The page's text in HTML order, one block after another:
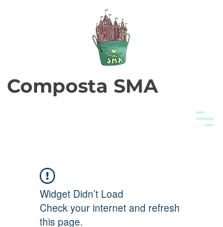
Composta SMA
Widget Didn’t Load
Check your internet and refresh
this page.